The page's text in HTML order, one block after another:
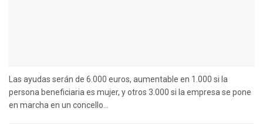
Las ayudas serán de 6.000 euros, aumentable en 1.000 si la
persona beneficiaria es mujer, y otros 3.000 si la empresa se pone
en marcha en un concello...